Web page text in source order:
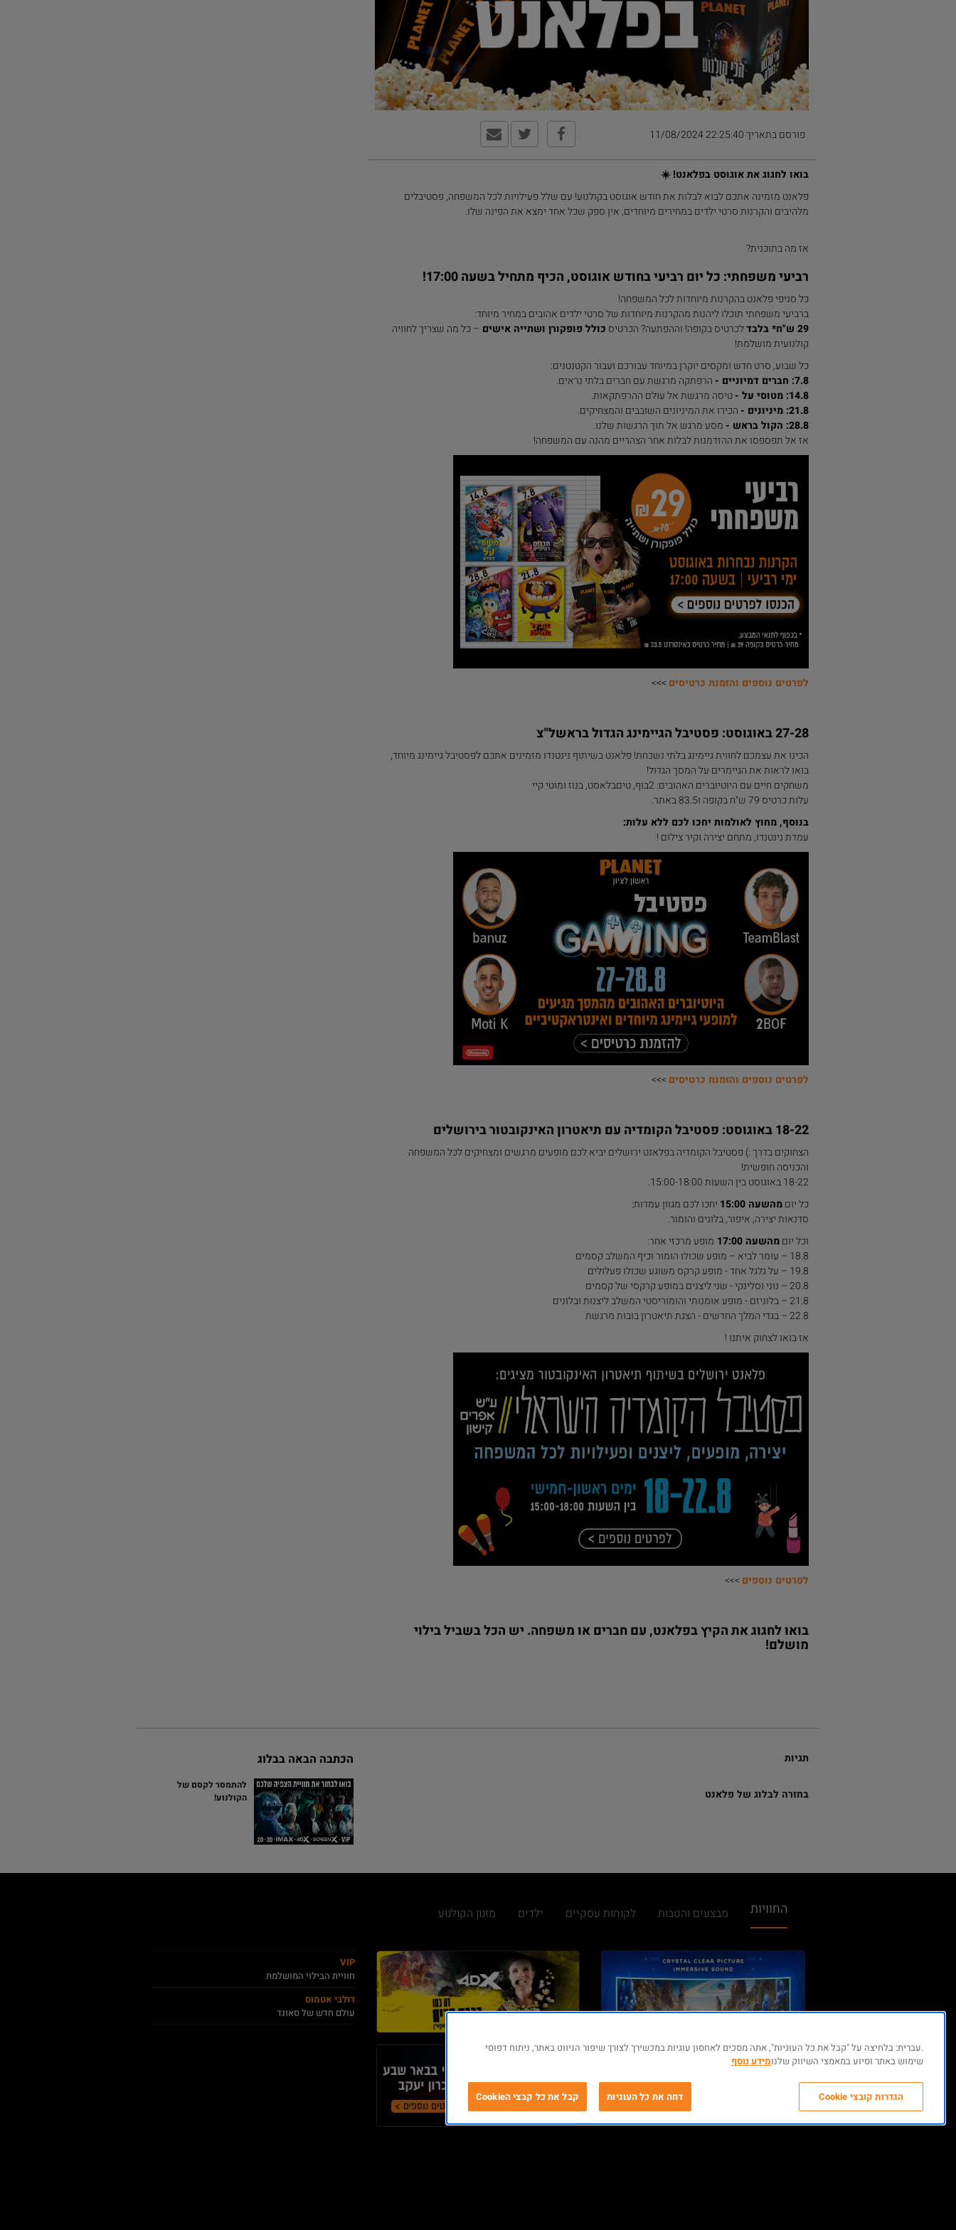
פורסם בתאריך 22:25:40 11/08/2024
בואו לחגוג את אוגוסט בפלאנט! ☀️
פלאנט מזמינה אתכם לבוא לבלות את חודש אוגוסט בקולנוע! עם שלל פעילויות לכל המשפחה, פסטיבלים
מלהיבים והקרנות סרטי ילדים במחירים מיוחדים, אין ספק שכל אחד ימצא את הפינה שלו.
אז מה בתוכנית?
רביעי משפחתי: כל יום רביעי בחודש אוגוסט, הכיף מתחיל בשעה 17:00!
כל סניפי פלאנט בהקרנות מיוחדות לכל המשפחה!
ברביעי משפחתי תוכלו ליהנות מהקרנות מיוחדות של סרטי ילדים אהובים במחיר מיוחד:
29 ש"ח* בלבד
לכרטיס בקופה! וההפתעה? הכרטיס כולל פופקורן ושתייה אישים – כל מה שצריך לחוויה
קולנועית מושלמת!
כל שבוע, סרט חדש ומקסים יוקרן במיוחד עבורכם ועבור הקטנטנים:
7.8: חברים דמיוניים -
הרפתקה מרגשת עם חברים בלתי נראים.
14.8: מטוסי על -
טיסה מרגשת אל עולם ההרפתקאות.
21.8: מיניונים -
הכירו את המיניונים השובבים והמצחיקים.
28.8: הקול בראש -
מסע מרגש אל תוך הרגשות שלנו.
אז אל תפספסו את ההזדמנות לבלות אחר הצהריים מהנה עם המשפחה!
לפרטים נוספים והזמנת כרטיסים >>>
27-28 באוגוסט: פסטיבל הגיימינג הגדול בראשל"צ
הכינו את עצמכם לחווית גיימינג בלתי נשכחת! פלאנט בשיתוף נינטנדו מזמינים אתכם לפסטיבל גיימינג מיוחד,
בואו לראות את הגיימרים על המסך הגדול!
משחקים חיים עם היוטיוברים האהובים: 2בוף, טיםבלאסט, בנוז ומוטי קיי
עלות כרטיס 79 ש"ח בקופה ו83.5 באתר.
בנוסף, מחוץ לאולמות יחכו לכם ללא עלות:
עמדת נינטנדו, מתחם יצירה וקיר צילום !
לפרטים נוספים והזמנת כרטיסים >>>
18-22 באוג וסט: פסטיבל הקומדיה עם תיאטרון האינקובטור בירושלים
הצחוקים בדרך :) פסטיבל הקומדיה בפלאנט ירושלים יביא לכם מופעים מרגשים ומצחיקים לכל המשפחה
והכניסה חופשית!
18-22 באוגוסט בין השעות 15:00-18:00.
כל יוםמהשעה 15:00
יחכו לכם מגוון עמדות:
סדנאות יצירה, איפור, בלונים והומור.
וכל יוםמהשעה 17:00
מופע מרכזי אחר:
18.8 – עומר לביא – מופע שכולו הומור וכיף המשלב קסמים
19.8 – על גלגל אחד - מופע קרקס משוגע שכולו פעלולים
20.8 – נוני וסלינקי - שני ליצנים במופע קרקסי של קסמים
21.8 – בלוניזם - מופע אומנותי והומוריסטי המשלב ליצנות ובלונים
22.8 – בגדי המלך החדשים - הצגת תיאטרון בובות מרגשת
אז בואו לצחוק איתנו !
לפרטים נוספים >>>
בואו לחגוג את הקיץ בפלאנט, עם חברים או משפחה. יש הכל בשביל בילוי
מושלם!
תגיות
בחזרה לבלוג של פלאנט
הכתבה הבאה בבלוג
להתמסר לקסם של
הקולנוע!
החוויות מבצעים והטבות לקוחות עסקיים ילדים מזנון הקולנוע
VIP
חוויית הבילוי המושלמת
דולבי אטמוס
עולם חדש של סאונד
.עברית: בלחיצה על "קבל את כל העוגיות", אתה מסכים לאחסון עוגיות במכשירך לצורך שיפור הניווט באתר, ניתוח דפוסי
שימוש באתר וסיוע במאמצי השיווק שלנומידע נוסף
הגדרות קובצי Cookie דחה את כל העוגיות קבל את כל קבצי הCookie